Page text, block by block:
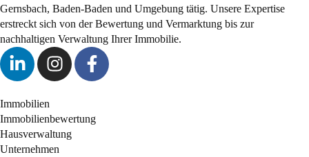
Gernsbach, Baden-Baden und Umgebung tätig. Unsere Expertise
erstreckt sich von der Bewertung und Vermarktung bis zur
nachhaltigen Verwaltung Ihrer Immobilie.
Immobilien
Immobilienbewertung
Hausverwaltung
Unternehmen